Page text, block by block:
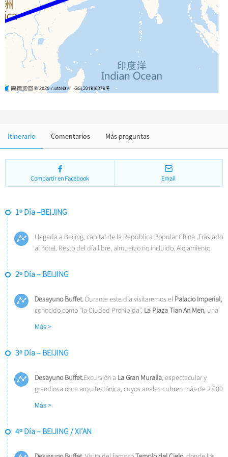
Ropa y Accesorios
Arquitectura
Otras cosas
Itinerario Comentarios Más preguntas
Compartir en Facebook Email
1º Día –BEIJING
Llegada a Beijing, capital de la República Popular China. Traslado
al hotel. Resto del día libre, almuerzo no incluido. Alojamiento.
2º Día – BEIJING
Desayuno Buffet. Durante este día visitaremos el Palacio Imperial,
conocido como “la Ciudad Prohibida”, La Plaza Tian An Men, una
Más >
3º Día – BEIJING
Desayuno Buffet.Excursión a La Gran Muralla, espectacular y
grandiosa obra arquitectónica, cuyos anales cubren más de 2.000
noche,Cena de bienvenida
Más >
4º Día – BEIJING / XI’AN